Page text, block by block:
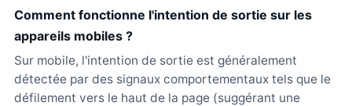
Comment fonctionne l'intention de sortie sur les
appareils mobiles ?
Sur mobile, l'intention de sortie est généralement
détectée par des signaux comportementaux tels que le
défilement vers le haut de la page (suggérant une